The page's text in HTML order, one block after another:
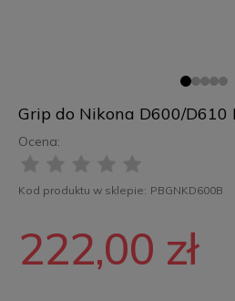
Grip do Nikona D600/D610
Ocena:
Kod produktu w sklepie: PBGNKD600B
222,00 zł